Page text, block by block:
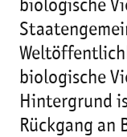
biologische
biologische
Hintergrund
Rückgang an